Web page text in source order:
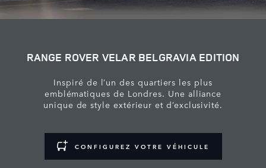
RANGE ROVER VELAR BELGRAVIA EDITION
Inspiré de l’un des quartiers les plus
emblématiques de Londres. Une alliance
unique de style extérieur et d’exclusivité.
CONFIGUREZ VOTRE VÉHICULE